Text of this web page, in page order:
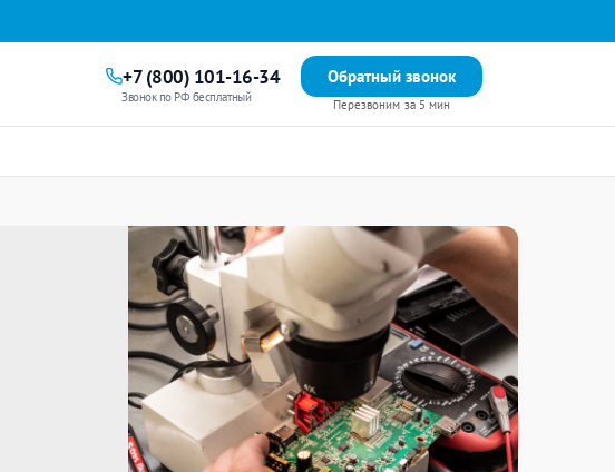
+7 (800) 101-16-34
Звонок по РФ бесплатный
Обратный звонок
Перезвоним за 5 мин